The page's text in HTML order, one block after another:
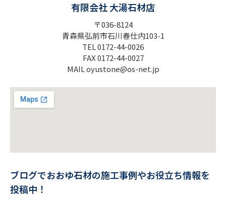
有限会社 大湯石材店
〒036-8124
青森県弘前市石川春仕内103-1
TEL 0172-44-0026
FAX 0172-44-0027
MAIL oyustone@os-net.jp
ブログでおおゆ石材の施工事例やお役立ち情報を
投稿中！